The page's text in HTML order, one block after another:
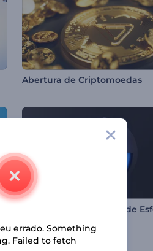
Abertura de Criptomoedas
errado. Something
Failed to fetch